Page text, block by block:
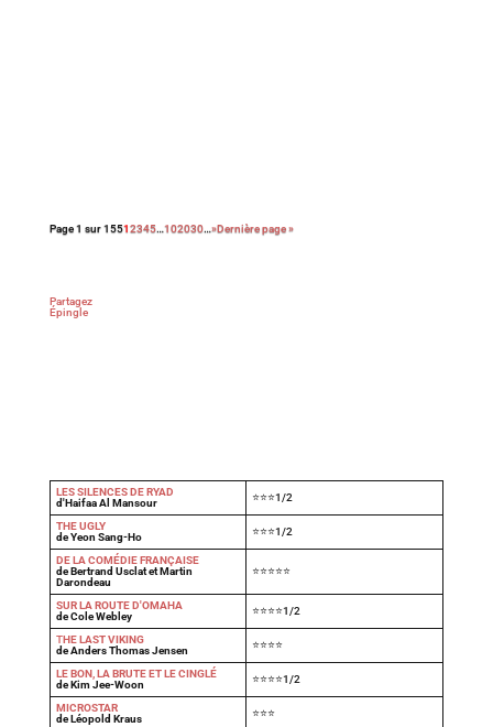
Page 1 sur 15512345…102030…»Dernière page »
Partagez
Épingle
LES SILENCES DE RYAD
d'Haifaa Al Mansour
⭐⭐⭐1/2
THE UGLY
de Yeon Sang-Ho
⭐⭐⭐1/2
DE LA COMÉDIE FRANÇAISE
de Bertrand Usclat et Martin
Darondeau
⭐⭐⭐⭐⭐
SUR LA ROUTE D'OMAHA
de Cole Webley
⭐⭐⭐⭐1/2
THE LAST VIKING
de Anders Thomas Jensen
⭐⭐⭐⭐
LE BON, LA BRUTE ET LE CINGLÉ
de Kim Jee-Woon
⭐⭐⭐⭐1/2
MICROSTAR
de Léopold Kraus
⭐⭐⭐